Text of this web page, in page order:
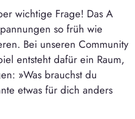
wichtige Frage! Das A
so früh wie
Bei unseren Community
entsteht dafür ein Raum,
»Was brauchst du
etwas für dich anders